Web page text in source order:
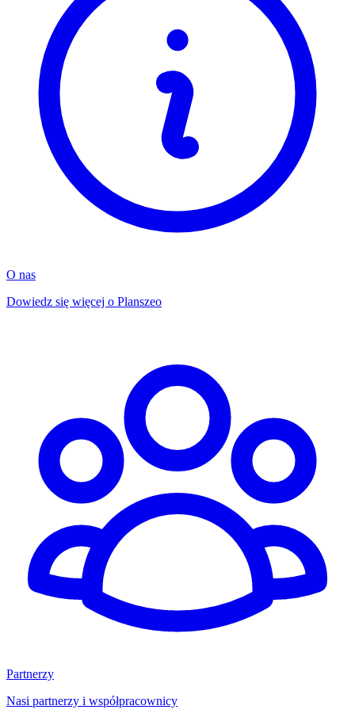
O nas
Dowiedz się więcej o Planszeo
Partnerzy
Nasi partnerzy i współpracownicy